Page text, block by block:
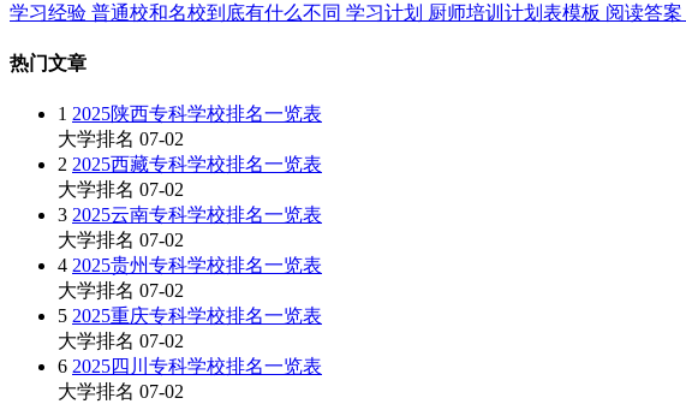
学习经验 普通校和名校到底有什么不同 学习计划 厨师培训计划表模板 阅读答案
热门文章
1 2025陕西专科学校排名一览表
大学排名 07-02
2 2025西藏专科学校排名一览表
大学排名 07-02
3 2025云南专科学校排名一览表
大学排名 07-02
4 2025贵州专科学校排名一览表
大学排名 07-02
5 2025重庆专科学校排名一览表
大学排名 07-02
6 2025四川专科学校排名一览表
大学排名 07-02